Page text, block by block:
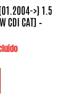
>) 1.5
CDI CAT] –